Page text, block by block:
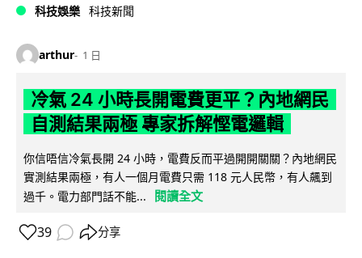
科技娛樂 科技新聞
arthur 1 日
冷氣 24 小時長開電費更平？內地網民
自測結果兩極 專家拆解慳電邏輯
你信唔信冷氣長開 24 小時，電費反而平過開開關關？內地網民
實測結果兩極，有人一個月電費只需 118 元人民幣，有人飆到
過千。電力部門話不能...
閱讀全文
39 分享